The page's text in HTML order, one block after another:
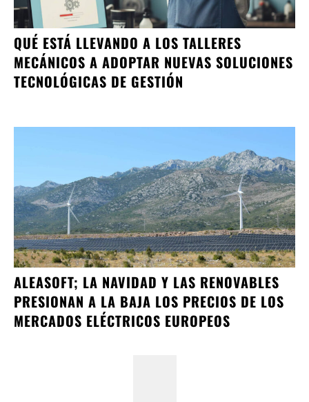
QUÉ ESTÁ LLEVANDO A LOS TALLERES
MECÁNICOS A ADOPTAR NUEVAS SOLUCIONES
TECNOLÓGICAS DE GESTIÓN
ALEASOFT; LA NAVIDAD Y LAS RENOVABLES
PRESIONAN A LA BAJA LOS PRECIOS DE LOS
MERCADOS ELÉCTRICOS EUROPEOS